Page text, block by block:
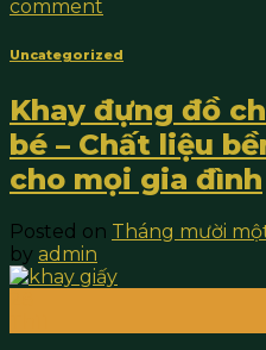
comment
Uncategorized
Khay đựng đồ
bé – Chất liệu
cho mọi gia đình
Posted on Tháng mười
by admin